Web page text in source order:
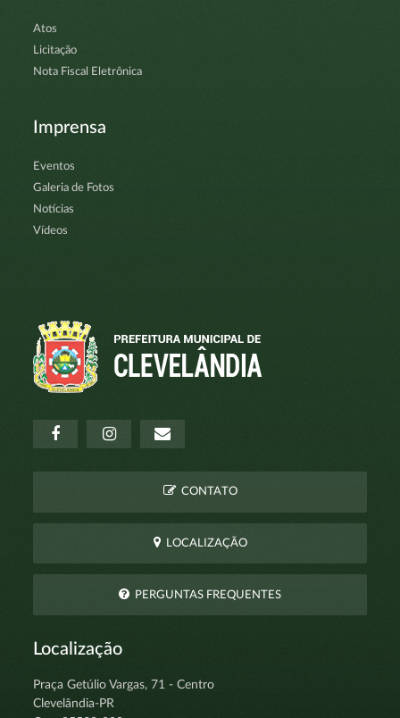
Atos
Licitação
Nota Fiscal Eletrônica
Imprensa
Eventos
Galeria de Fotos
Notícias
Vídeos
CONTATO
LOCALIZAÇÃO
PERGUNTAS FREQUENTES
Localização
Praça Getúlio Vargas, 71 - Centro
Clevelândia-PR